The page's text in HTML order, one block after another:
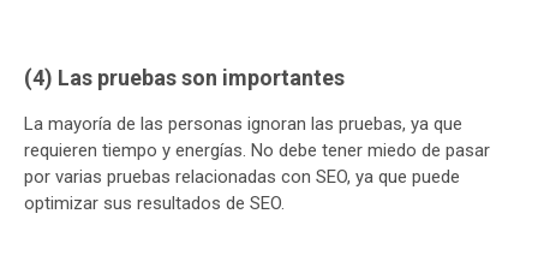
(4) Las pruebas son importantes
La mayoría de las personas ignoran las pruebas, ya que
requieren tiempo y energías. No debe tener miedo de pasar
por varias pruebas relacionadas con SEO, ya que puede
optimizar sus resultados de SEO.